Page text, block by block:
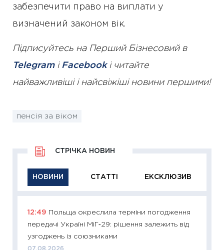
забезпечити право на виплати у
визначений законом вік.
Підписуйтесь на Перший Бізнесовий в
Telegramі Facebookі читайте
найважливіші і найсвіжіші новини першими!
пенсія за віком
НОВИНИ СТАТТІ ЕКСКЛЮЗИВ
СТРІЧКА НОВИН
12:49 Польща окреслила терміни погодження
передачі Україні МіГ‑29: рішення залежить від
узгоджень із союзниками
07.08.2026